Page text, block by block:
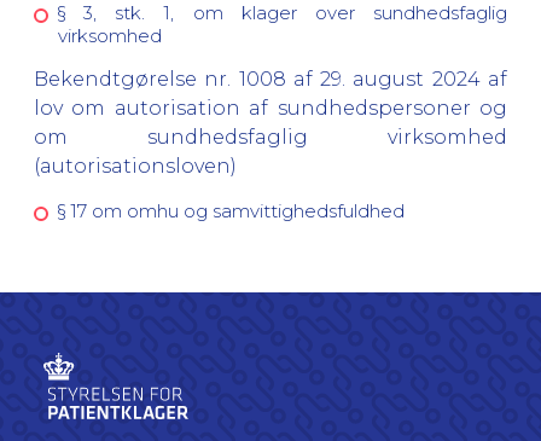
§ 3, stk. 1, om klager over sundhedsfaglig
virksomhed
Bekendtgørelse nr. 1008 af 29. august 2024 af
lov om autorisation af sundhedspersoner og
om sundhedsfaglig virksomhed
(autorisationsloven)
§ 17 om omhu og samvittighedsfuldhed